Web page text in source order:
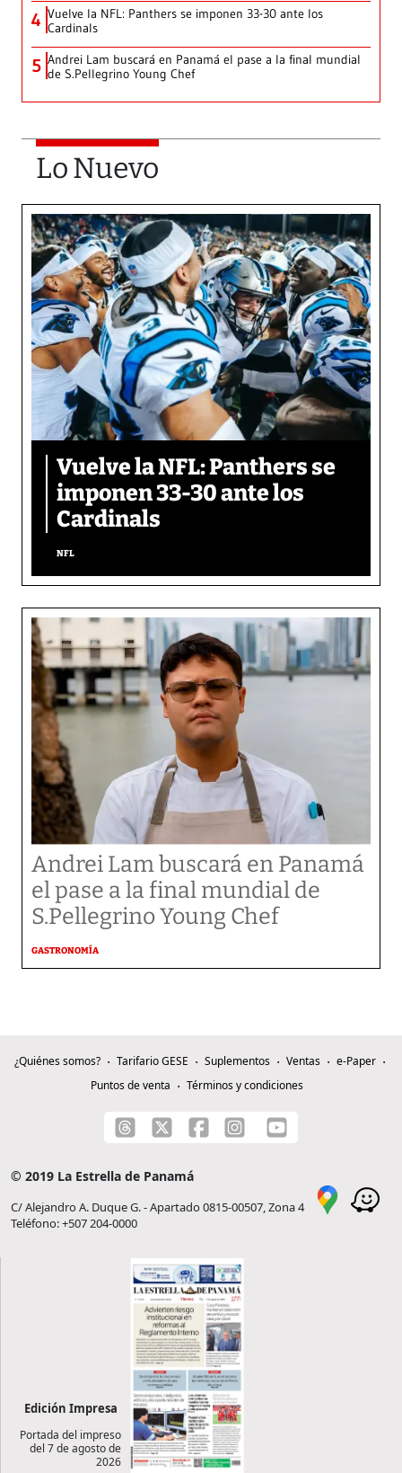
4 Vuelve la NFL: Panthers se imponen 33-30 ante los
Cardinals
5 Andrei Lam buscará en Panamá el pase a la final mundial
de S.Pellegrino Young Chef
Lo Nuevo
Vuelve la NFL: Panthers se
imponen 33-30 ante los
Cardinals
NFL
Andrei Lam buscará en Panamá
el pase a la final mundial de
S.Pellegrino Young Chef
GASTRONOMÍA
¿Quiénes somos? Tarifario GESE Suplementos Ventas
e-Paper
Puntos de venta
Términos y condiciones
© 2019 La Estrella de Panamá
C/ Alejandro A. Duque G. - Apartado 0815-00507, Zona 4
Teléfono: +507 204-0000
Edición Impresa
Portada del impreso
del 7 de agosto de
2026